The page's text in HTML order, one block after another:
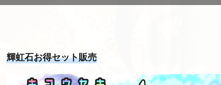
輝虹石お得セット販売